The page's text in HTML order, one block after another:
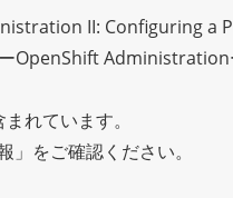
II: Configuring a
OpenShift Administration
れています。
をご確認ください。